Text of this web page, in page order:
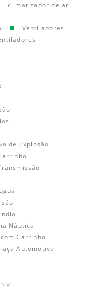
climatizador de ar
Ventiladores
de Explosão
Náutica
Carrinho
Automotiva